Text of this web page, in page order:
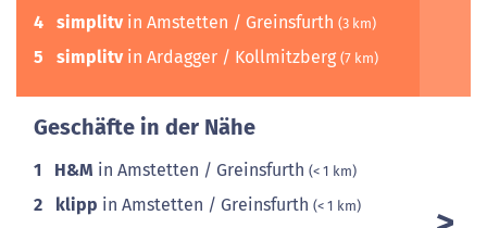
4 simplitvin Amstetten / Greinsfurth (3 km)
5 simplitvin Ardagger / Kollmitzberg (7 km)
Geschäfte in der Nähe
1 H&M in Amstetten / Greinsfurth (< 1 km)
2 klipp in Amstetten / Greinsfurth (< 1 km)